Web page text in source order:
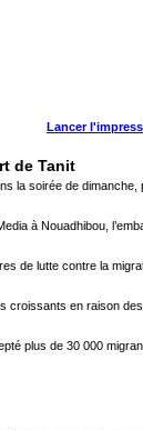
Lancer
de Tanit
la soirée de
à Nouadhibou,
de lutte contre la
en raison
plus de 30 000